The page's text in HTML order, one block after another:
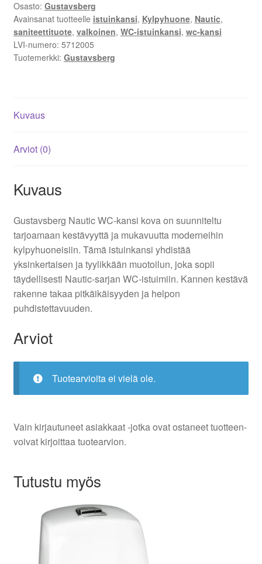
Osasto: Gustavsberg
Avainsanat tuotteelle istuinkansi, Kylpyhuone, Nautic,
saniteettituote, valkoinen, WC-istuinkansi, wc-kansi
LVI-numero: 5712005
Tuotemerkki: Gustavsberg
Kuvaus
Arviot (0)
Kuvaus
Gustavsberg Nautic WC-kansi kova on suunniteltu
tarjoamaan kestävyyttä ja mukavuutta moderneihin
kylpyhuoneisiin. Tämä istuinkansi yhdistää
yksinkertaisen ja tyylikkään muotoilun, joka sopii
täydellisesti Nautic-sarjan WC-istuimiin. Kannen kestävä
rakenne takaa pitkäikäisyyden ja helpon
puhdistettavuuden.
Arviot
Tuotearvioita ei vielä ole.
Vain kirjautuneet asiakkaat -jotka ovat ostaneet tuotteen-
voivat kirjoittaa tuotearvion.
Tutustu myös